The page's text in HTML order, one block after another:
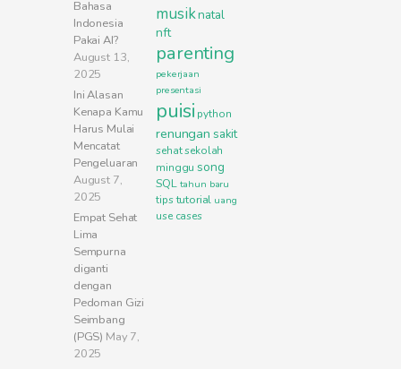
Bahasa
Indonesia
Pakai AI?
August 13,
2025
Ini Alasan
Kenapa Kamu
Harus Mulai
Mencatat
Pengeluaran
August 7,
2025
Empat Sehat
Lima
Sempurna
diganti
dengan
Pedoman Gizi
Seimbang
(PGS) May 7,
2025
musiknatal
nft
parenting
pekerjaan
presentasi
puisi python
renungan sakit
sehatsekolah
minggu song
SQL tahun baru
tipstutorial uang
use cases